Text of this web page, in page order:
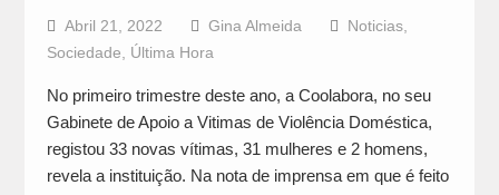
Abril 21, 2022 Gina Almeida Noticias,
Sociedade, Última Hora
No primeiro trimestre deste ano, a Coolabora, no seu
Gabinete de Apoio a Vitimas de Violência Doméstica,
registou 33 novas vítimas, 31 mulheres e 2 homens,
revela a instituição. Na nota de imprensa em que é feito